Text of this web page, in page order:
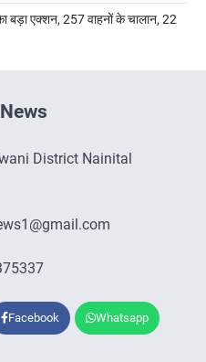
का बड़ा एक्शन, 257 वाहनों के चालान, 22
District Nainital
Facebook Whatsapp